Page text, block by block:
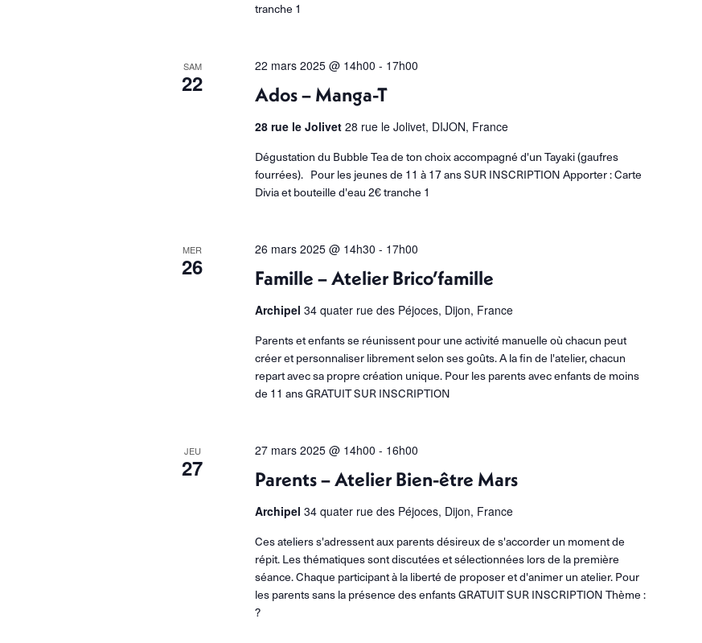
tranche 1
SAM
22 Ados – Manga-T
22 mars 2025 @ 14h00 - 17h00
28 rue le Jolivet28 rue le Jolivet, DIJON, France
Dégustation du Bubble Tea de ton choix accompagné d'un Tayaki (gaufres
fourrées). Pour les jeunes de 11 à 17 ans SUR INSCRIPTION Apporter : Carte
Divia et bouteille d'eau 2€ tranche 1
MER
26 Famille – Atelier Brico’famille
26 mars 2025 @ 14h30 - 17h00
Archipel34 quater rue des Péjoces, Dijon, France
Parents et enfants se réunissent pour une activité manuelle où chacun peut
créer et personnaliser librement selon ses goûts. A la fin de l'atelier, chacun
repart avec sa propre création unique. Pour les parents avec enfants de moins
de 11 ans GRATUIT SUR INSCRIPTION
JEU
27 Parents – Atelier Bien-être Mars
27 mars 2025 @ 14h00 - 16h00
Archipel34 quater rue des Péjoces, Dijon, France
Ces ateliers s'adressent aux parents désireux de s'accorder un moment de
répit. Les thématiques sont discutées et sélectionnées lors de la première
séance. Chaque participant à la liberté de proposer et d'animer un atelier. Pour
les parents sans la présence des enfants GRATUIT SUR INSCRIPTION Thème :
?